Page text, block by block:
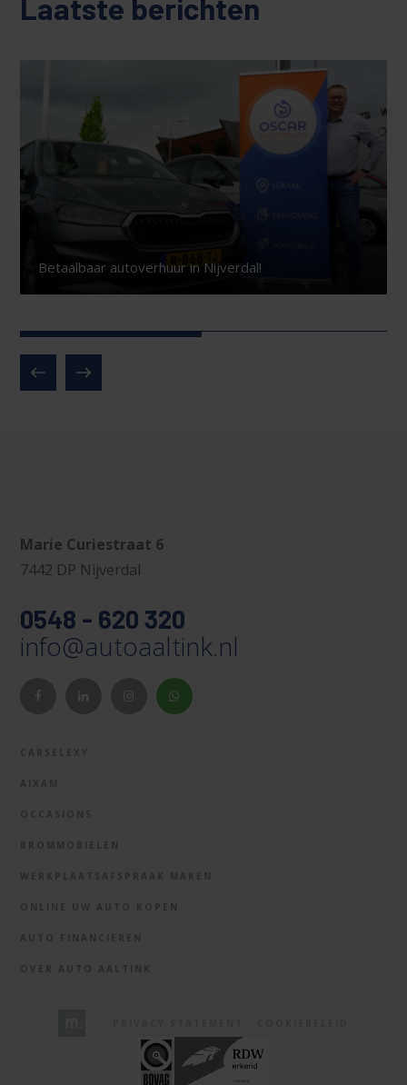
Laatste berichten
Betaalbaar autoverhuur in Nijverdal!
Marie Curiestraat 6
7442 DP Nijverdal
0548 - 620 320
info@autoaaltink.nl